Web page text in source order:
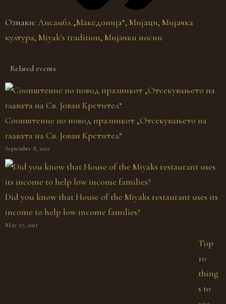
Ознаки: Ансамбл „Македонија“, Мијаци, Мијачка
култура, Miyak's tradition, Мијачки носии
Related events
Соопштение по повод празникот „Отсекувањето на
главата на Св. Јован Крстител“
September 8, 2022
Did you know that House of the Miyaks restaurant uses its
income to help low income families?
May 17, 2021
Top
10
thing
s to